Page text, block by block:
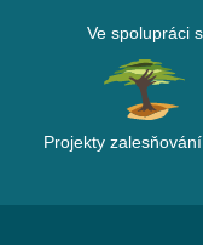
Ve spolupráci s
Projekty